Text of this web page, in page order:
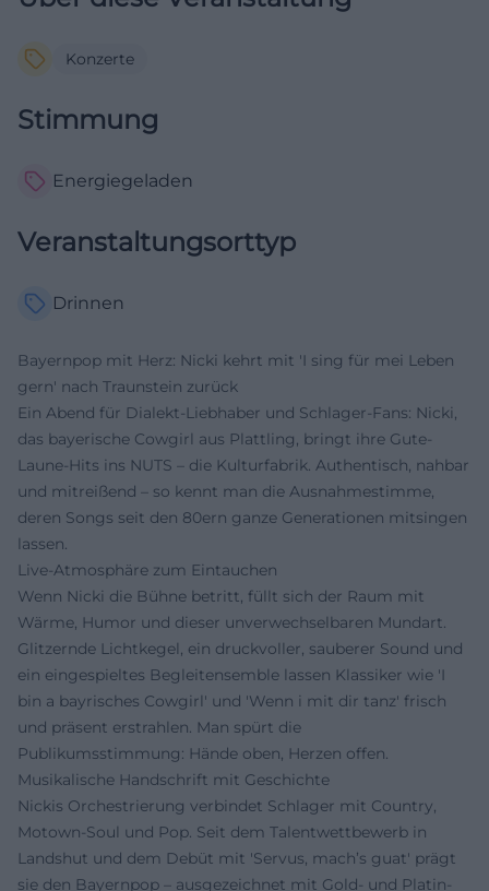
Konzerte
Stimmung
Energiegeladen
Veranstaltungsorttyp
Drinnen
Bayernpop mit Herz: Nicki kehrt mit 'I sing für mei Leben
gern' nach Traunstein zurück
Ein Abend für Dialekt-Liebhaber und Schlager-Fans: Nicki,
das bayerische Cowgirl aus Plattling, bringt ihre Gute-
Laune-Hits ins NUTS – die Kulturfabrik. Authentisch, nahbar
und mitreißend – so kennt man die Ausnahmestimme,
deren Songs seit den 80ern ganze Generationen mitsingen
lassen.
Live-Atmosphäre zum Eintauchen
Wenn Nicki die Bühne betritt, füllt sich der Raum mit
Wärme, Humor und dieser unverwechselbaren Mundart.
Glitzernde Lichtkegel, ein druckvoller, sauberer Sound und
ein eingespieltes Begleitensemble lassen Klassiker wie 'I
bin a bayrisches Cowgirl' und 'Wenn i mit dir tanz' frisch
und präsent erstrahlen. Man spürt die
Publikumsstimmung: Hände oben, Herzen offen.
Musikalische Handschrift mit Geschichte
Nickis Orchestrierung verbindet Schlager mit Country,
Motown-Soul und Pop. Seit dem Talentwettbewerb in
Landshut und dem Debüt mit 'Servus, mach’s guat' prägt
sie den Bayernpop – ausgezeichnet mit Gold- und Platin-